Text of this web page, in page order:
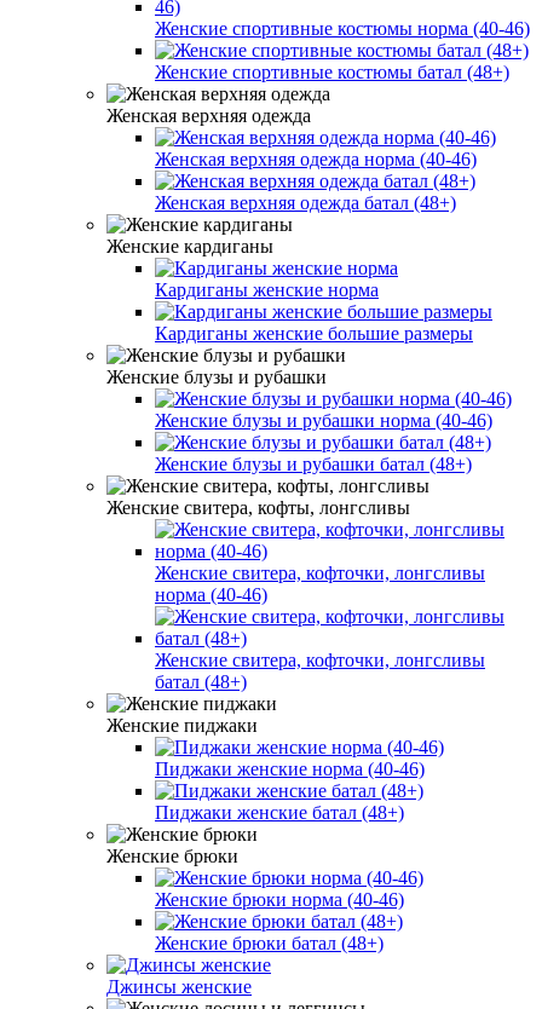
Женские спортивные костюмы норма (40-46)
Женские спортивные костюмы батал (48+)
Женская верхняя одежда
Женская верхняя одежда норма (40-46)
Женская верхняя одежда батал (48+)
Женские кардиганы
Кардиганы женские норма
Кардиганы женские большие размеры
Женские блузы и рубашки
Женские блузы и рубашки норма (40-46)
Женские блузы и рубашки батал (48+)
Женские свитера, кофты, лонгсливы
Женские свитера, кофточки, лонгсливы
норма (40-46)
Женские свитера, кофточки, лонгсливы
батал (48+)
Женские пиджаки
Пиджаки женские норма (40-46)
Пиджаки женские батал (48+)
Женские брюки
Женские брюки норма (40-46)
Женские брюки батал (48+)
Джинсы женские